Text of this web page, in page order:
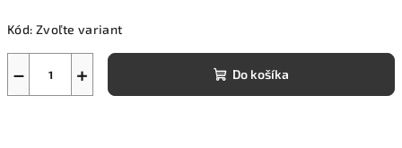
cena:
Kód: Zvoľte variant
+
− Do košíka